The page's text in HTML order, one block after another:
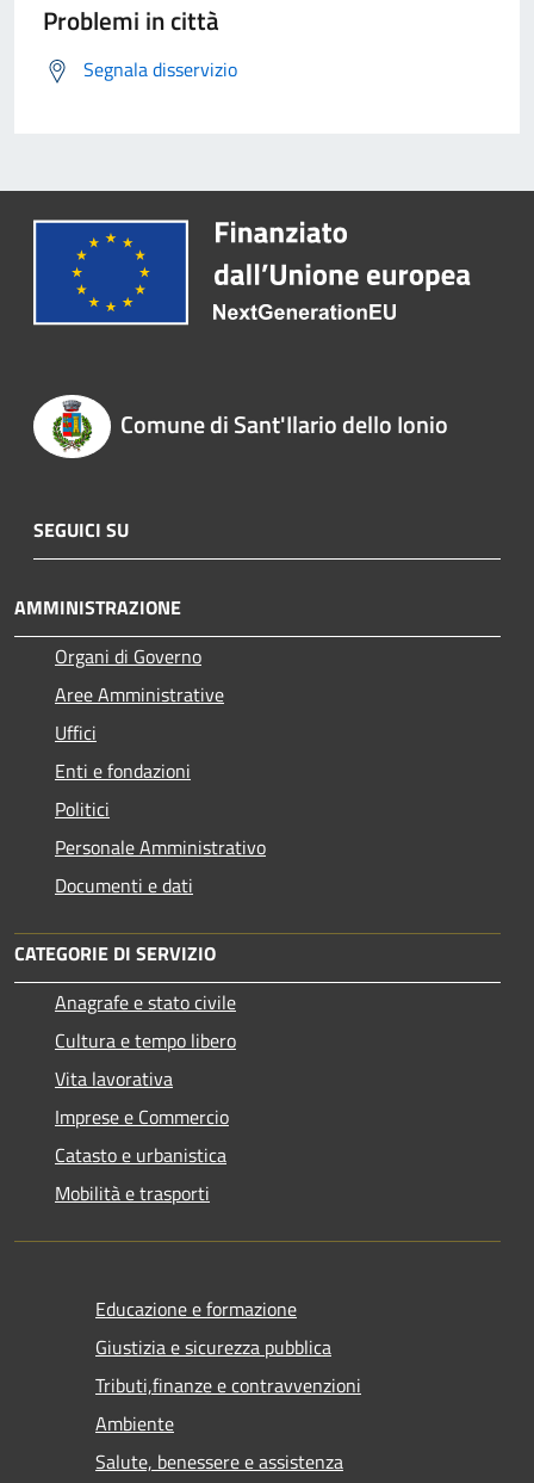
Problemi in città
Segnala disservizio
Comune di Sant'Ilario dello Ionio
SEGUICI SU
AMMINISTRAZIONE
Organi di Governo
Aree Amministrative
Uffici
Enti e fondazioni
Politici
Personale Amministrativo
Documenti e dati
CATEGORIE DI SERVIZIO
Anagrafe e stato civile
Cultura e tempo libero
Vita lavorativa
Imprese e Commercio
Catasto e urbanistica
Mobilità e trasporti
Educazione e formazione
Giustizia e sicurezza pubblica
Tributi,finanze e contravvenzioni
Ambiente
Salute, benessere e assistenza